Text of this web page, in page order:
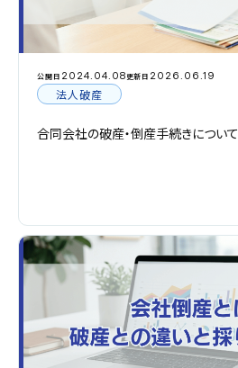
公開日 2024.04.08更新日 2026.06.19
法人破産
合同会社の破産・倒産手続きについて